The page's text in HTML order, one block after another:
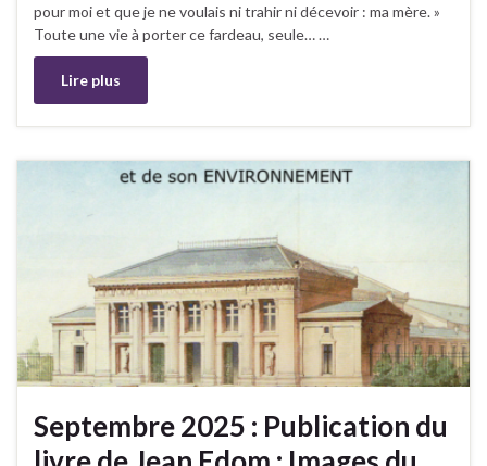
pour moi et que je ne voulais ni trahir ni décevoir : ma mère. »
Toute une vie à porter ce fardeau, seule… …
Lire plus
Septembre 2025 : Publication du